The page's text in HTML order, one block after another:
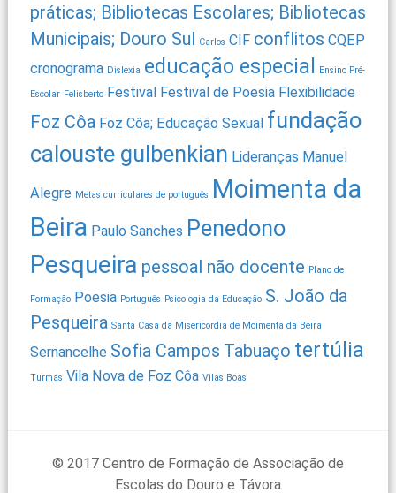
práticas; Bibliotecas Escolares; Bibliotecas
Municipais; Douro Sul Carlos CIF conflitos CQEP
cronograma Dislexia educação especial Ensino Pré-
Escolar Felisberto Festival Festival de Poesia Flexibilidade
Foz Côa Foz Côa; Educação Sexual fundação
calouste gulbenkian Lideranças Manuel
Alegre Metas curriculares de português Moimenta da
Beira Paulo Sanches Penedono
Pesqueira pessoal não docente Plano de
Formação Poesia Português Psicologia da Educação S. João da
Pesqueira Santa Casa da Misericordia de Moimenta da Beira
Sernancelhe Sofia Campos Tabuaço tertúlia
Turmas Vila Nova de Foz Côa Vilas Boas
© 2017 Centro de Formação de Associação de
Escolas do Douro e Távora